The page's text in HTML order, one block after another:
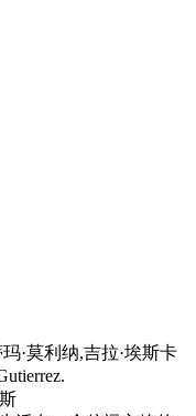
·莫利纳,吉拉·埃斯卡